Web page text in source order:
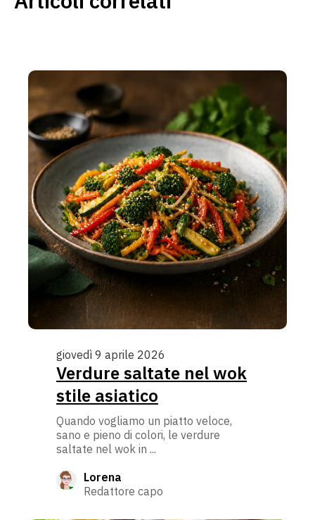
giovedì 9 aprile 2026
Verdure saltate nel wok
stile asiatico
Quando vogliamo un piatto veloce,
sano e pieno di colori, le verdure
saltate nel wok in ...
Lorena
Redattore capo